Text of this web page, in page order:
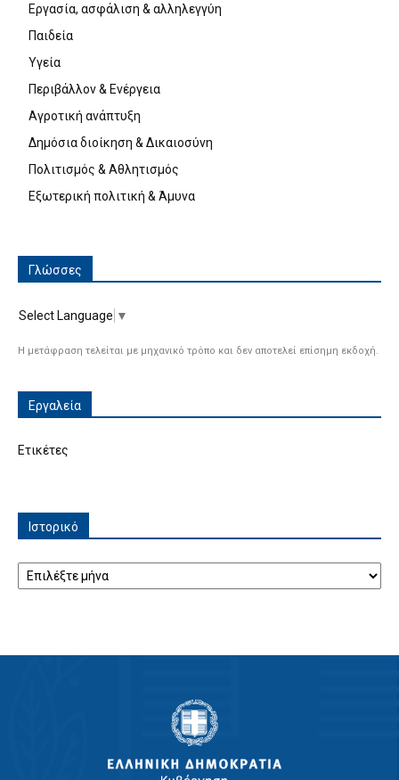
Εργασία, ασφάλιση & αλληλεγγύη
Παιδεία
Υγεία
Περιβάλλον & Ενέργεια
Αγροτική ανάπτυξη
Δημόσια διοίκηση & Δικαιοσύνη
Πολιτισμός & Αθλητισμός
Εξωτερική πολιτική & Άμυνα
Γλώσσες
Select Language ▼
Η μετάφραση τελείται με μηχανικό τρόπο και δεν αποτελεί επίσημη εκδοχή.
Εργαλεία
Ετικέτες
Ιστορικό